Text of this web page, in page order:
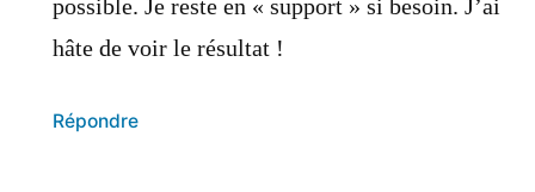
possible. Je reste en « support » si besoin. J’ai
hâte de voir le résultat !
Répondre